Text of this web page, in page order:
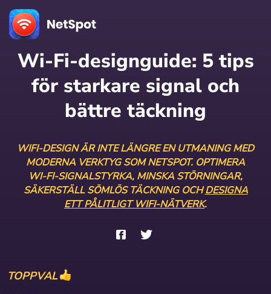
Wi-Fi-designguide: 5 tips
för starkare signal och
bättre täckning
WIFI-DESIGN ÄR INTE LÄNGRE EN UTMANING MED
MODERNA VERKTYG SOM NETSPOT. OPTIMERA
WI-FI-SIGNALSTYRKA, MINSKA STÖRNINGAR,
SÄKERSTÄLL SÖMLÖS TÄCKNING OCHDESIGNA
ETT PÅLITLIGT WIFI-NÄTVERK.
TOPPVAL